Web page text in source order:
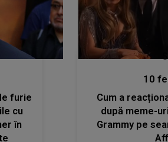
furie
cu
în
10
Cum a
după meme-
Grammy pe